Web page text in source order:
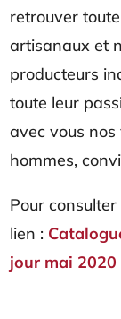
retrouver
artisanaux et
producteurs
toute leur
avec vous
hommes,
Pour
lien :
jour mai 2020